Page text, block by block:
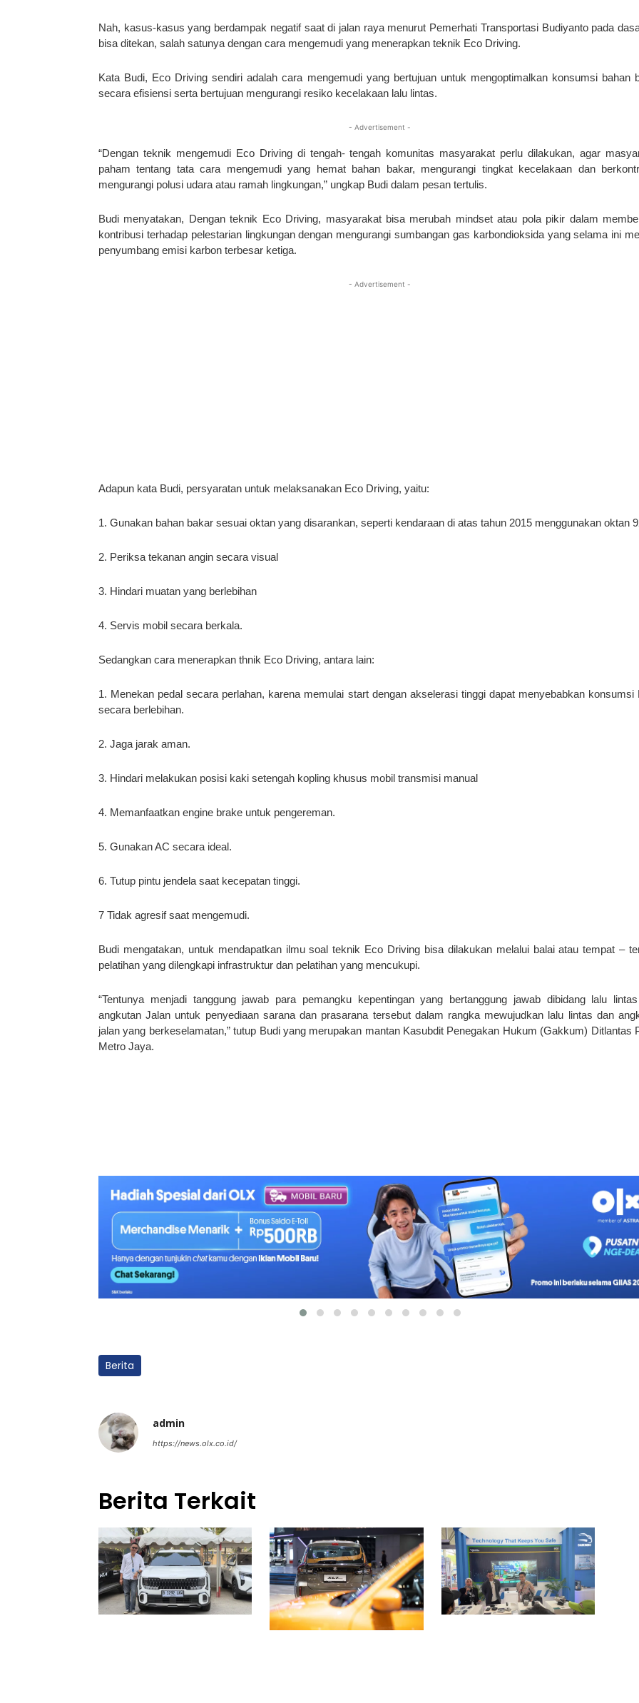
Nah, kasus-kasus yang berdampak negatif saat di jalan raya menurut Pemerhati Transportasi Budiyanto pada
bisa ditekan, salah satunya dengan cara mengemudi yang menerapkan teknik Eco Driving.
Kata Budi, Eco Driving sendiri adalah cara mengemudi yang bertujuan untuk mengoptimalkan konsumsi bahan
secara efisiensi serta bertujuan mengurangi resiko kecelakaan lalu lintas.
- Advertisement -
“Dengan teknik mengemudi Eco Driving di tengah- tengah komunitas masyarakat perlu dilakukan, agar
paham tentang tata cara mengemudi yang hemat bahan bakar, mengurangi tingkat kecelakaan dan
mengurangi polusi udara atau ramah lingkungan,” ungkap Budi dalam pesan tertulis.
Budi menyatakan, Dengan teknik Eco Driving, masyarakat bisa merubah mindset atau pola pikir dalam
kontribusi terhadap pelestarian lingkungan dengan mengurangi sumbangan gas karbondioksida yang selama ini
penyumbang emisi karbon terbesar ketiga.
- Advertisement -
Adapun kata Budi, persyaratan untuk melaksanakan Eco Driving, yaitu:
1. Gunakan bahan bakar sesuai oktan yang disarankan, seperti kendaraan di atas tahun 2015 menggunakan oktan
2. Periksa tekanan angin secara visual
3. Hindari muatan yang berlebihan
4. Servis mobil secara berkala.
Sedangkan cara menerapkan thnik Eco Driving, antara lain:
1. Menekan pedal secara perlahan, karena memulai start dengan akselerasi tinggi dapat menyebabkan konsumsi
secara berlebihan.
2. Jaga jarak aman.
3. Hindari melakukan posisi kaki setengah kopling khusus mobil transmisi manual
4. Memanfaatkan engine brake untuk pengereman.
5. Gunakan AC secara ideal.
6. Tutup pintu jendela saat kecepatan tinggi.
7 Tidak agresif saat mengemudi.
Budi mengatakan, untuk mendapatkan ilmu soal teknik Eco Driving bisa dilakukan melalui balai atau tempat –
pelatihan yang dilengkapi infrastruktur dan pelatihan yang mencukupi.
“Tentunya menjadi tanggung jawab para pemangku kepentingan yang bertanggung jawab dibidang lalu
angkutan Jalan untuk penyediaan sarana dan prasarana tersebut dalam rangka mewujudkan lalu lintas dan
jalan yang berkeselamatan,” tutup Budi yang merupakan mantan Kasubdit Penegakan Hukum (Gakkum) Ditlantas
Metro Jaya.
Berita
admin
https://news.olx.co.id/
Berita Terkait